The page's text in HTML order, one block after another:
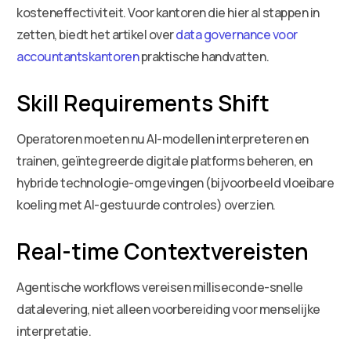
kosteneffectiviteit. Voor kantoren die hier al stappen in
zetten, biedt het artikel overdata governance voor
accountantskantorenpraktische handvatten.
Skill Requirements Shift
Operatoren moeten nu AI-modellen interpreteren en
trainen, geïntegreerde digitale platforms beheren, en
hybride technologie-omgevingen (bijvoorbeeld vloeibare
koeling met AI-gestuurde controles) overzien.
Real-time Contextvereisten
Agentische workflows vereisen milliseconde-snelle
datalevering, niet alleen voorbereiding voor menselijke
interpretatie.